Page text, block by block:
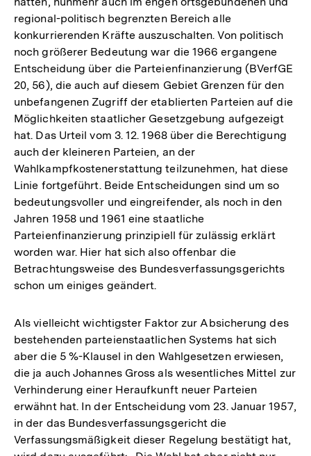
regional-politisch begrenzten Bereich alle
konkurrierenden Kräfte auszuschalten. Von politisch
noch größerer Bedeutung war die 1966 ergangene
Entscheidung über die Parteienfinanzierung (BVerfGE
20, 56), die auch auf diesem Gebiet Grenzen für den
unbefangenen Zugriff der etablierten Parteien auf die
Möglichkeiten staatlicher Gesetzgebung aufgezeigt
hat. Das Urteil vom 3. 12. 1968 über die Berechtigung
auch der kleineren Parteien, an der
Wahlkampfkostenerstattung teilzunehmen, hat diese
Linie fortgeführt. Beide Entscheidungen sind um so
bedeutungsvoller und eingreifender, als noch in den
Jahren 1958 und 1961 eine staatliche
Parteienfinanzierung prinzipiell für zulässig erklärt
worden war. Hier hat sich also offenbar die
Betrachtungsweise des Bundesverfassungsgerichts
schon um einiges geändert.
Als vielleicht wichtigster Faktor zur Absicherung des
bestehenden parteienstaatlichen Systems hat sich
aber die 5 %-Klausel in den Wahlgesetzen erwiesen,
die ja auch Johannes Gross als wesentliches Mittel zur
Verhinderung einer Heraufkunft neuer Parteien
erwähnt hat. In der Entscheidung vom 23. Januar 1957,
in der das Bundesverfassungsgericht die
Verfassungsmäßigkeit dieser Regelung bestätigt hat,